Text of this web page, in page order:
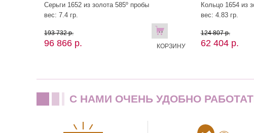
Серьги 1652 из золота 585º пробы
вес: 7.4 гр.
193 732 р.
96 866 р.
В
КОРЗИНУ
Кольцо 1654 из
вес: 4.83 гр.
124 807 р.
62 404 р.
C НАМИ ОЧЕНЬ УДОБНО